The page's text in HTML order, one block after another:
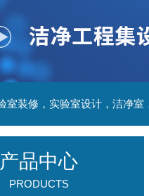
产品中心
PRODUCTS